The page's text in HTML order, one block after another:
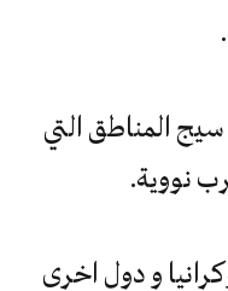
المناطق التي
نووية.
و دول اخرى